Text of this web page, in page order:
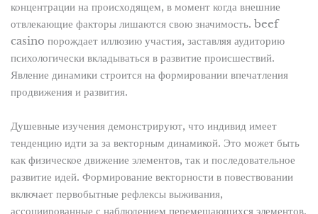
концентрации на происходящем, в момент когда внешние
отвлекающие факторы лишаются свою значимость. beef
casino порождает иллюзию участия, заставляя аудиторию
психологически вкладываться в развитие происшествий.
Явление динамики строится на формировании впечатления
продвижения и развития.
Душевные изучения демонстрируют, что индивид имеет
тенденцию идти за за векторным динамикой. Это может быть
как физическое движение элементов, так и последовательное
развитие идей. Формирование векторности в повествовании
включает первобытные рефлексы выживания,
ассоциированные с наблюдением перемещающихся элементов.